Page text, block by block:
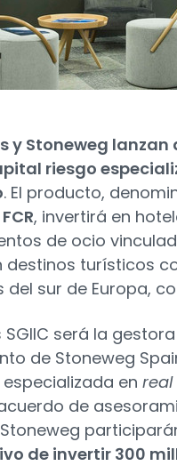
y Stoneweg lanzan
riesgo
. El producto,
, invertirá en
de ocio
destinos turísticos
sur de Europa,
será la
de Stoneweg
en real
de
de invertir 300